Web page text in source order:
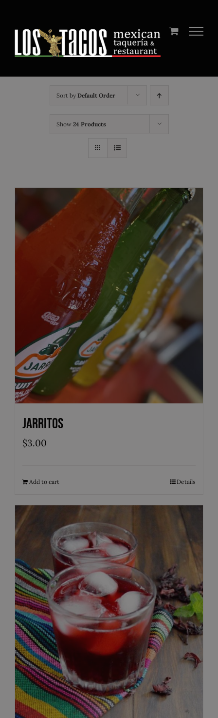
content
Sort by Default Order
Show 24 Products
Jarritos
$3.00
Add to cart Details